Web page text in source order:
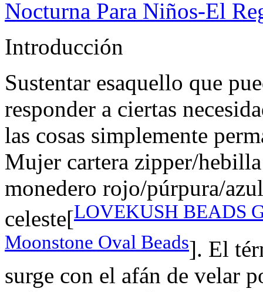
Nocturna Para Niños-El
Introducción
Sustentar esaquello que
responder a ciertas
las cosas simplemente
Mujer cartera zipper/
monedero rojo/púrpura/
celeste[LOVEKUSH BEADS
Moonstone Oval Beads]. El
surge con el afán de velar